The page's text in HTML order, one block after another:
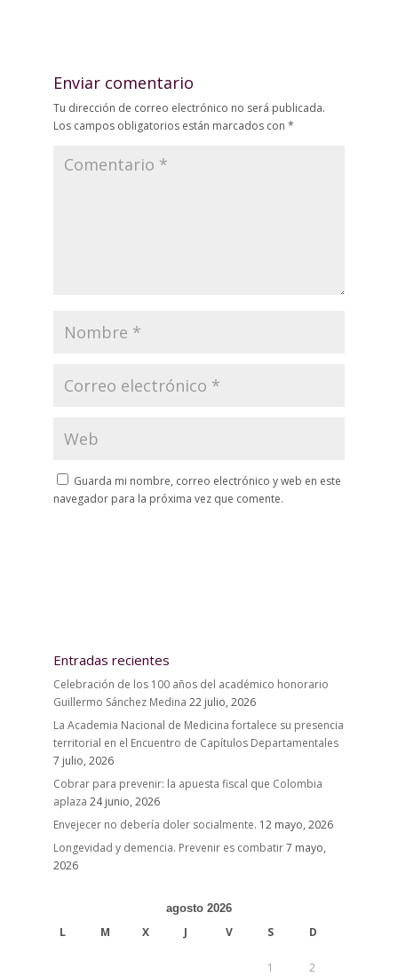
Enviar comentario
Tu dirección de correo electrónico no será publicada.
Los campos obligatorios están marcados con *
Guarda mi nombre, correo electrónico y web en este
navegador para la próxima vez que comente.
Entradas recientes
Celebración de los 100 años del académico honorario
Guillermo Sánchez Medina 22 julio, 2026
La Academia Nacional de Medicina fortalece su presencia
territorial en el Encuentro de Capítulos Departamentales
7 julio, 2026
Cobrar para prevenir: la apuesta fiscal que Colombia
aplaza 24 junio, 2026
Envejecer no debería doler socialmente. 12 mayo, 2026
Longevidad y demencia. Prevenir es combatir7 mayo,
2026
agosto 2026
L M X J V S D
1 2